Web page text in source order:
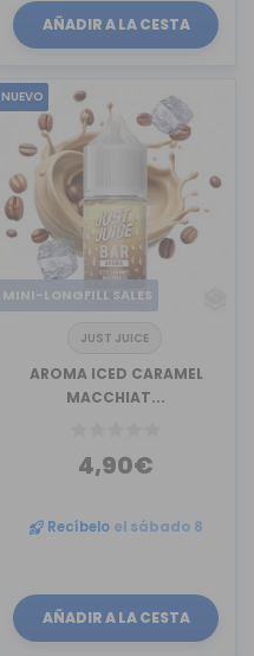
AÑADIR A LA CESTA
NUEVO
MINI-LONGFILL SALES
JUST JUICE
AROMA ICED CARAMEL
MACCHIAT...
4,90€
Recíbelo el sábado 8
AÑADIR A LA CESTA